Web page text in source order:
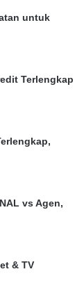
untuk
Terlengkap
vs Agen,
& TV